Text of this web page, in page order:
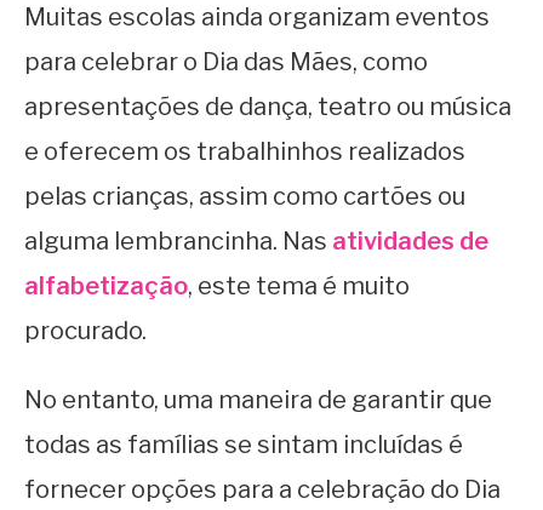
Muitas escolas ainda organizam eventos
para celebrar o Dia das Mães, como
apresentações de dança, teatro ou música
e oferecem os trabalhinhos realizados
pelas crianças, assim como cartões ou
alguma lembrancinha. Nas atividades de
alfabetização, este tema é muito
procurado.
No entanto, uma maneira de garantir que
todas as famílias se sintam incluídas é
fornecer opções para a celebração do Dia